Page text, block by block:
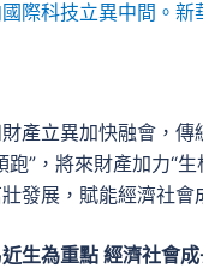
際科技立異中間。
產立異加快融會，傳
跑”，將來財產加力“
發展，賦能經濟社會
生為重點 經濟社會